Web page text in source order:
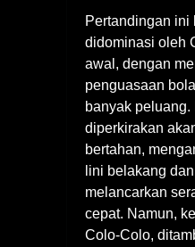
Pertandingan ini
didominasi oleh
awal, dengan
penguasaan
banyak
diperkirakan
bertahan,
lini belakang
melancarkan
cepat. Namun,
Colo-Colo,